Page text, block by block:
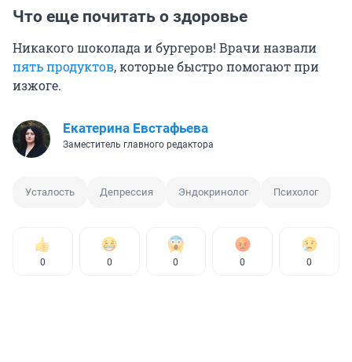
Что еще почитать о здоровье
Никакого шоколада и бургеров! Врачи назвали
пять продуктов, которые быстро помогают при
изжоге.
Екатерина Евстафьева
Заместитель главного редактора
Усталость Депрессия Эндокринолог Психолог
0 0 0 0 0